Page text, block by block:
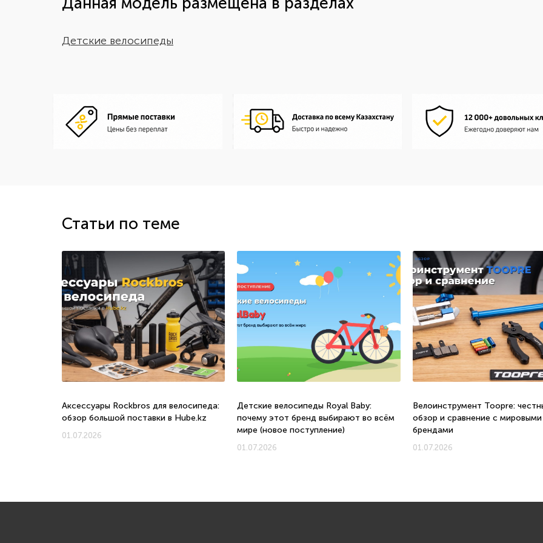
Детские велосипеды
Статьи по теме
Аксессуары Rockbros для велосипеда:
обзор большой поставки в Hube.kz
01.07.2026
Детские велосипеды Royal Baby:
почему этот бренд выбирают во всём
мире (новое поступление)
01.07.2026
Велоинструмент Toopre:
обзор и сравнение с мировыми
брендами
01.07.2026